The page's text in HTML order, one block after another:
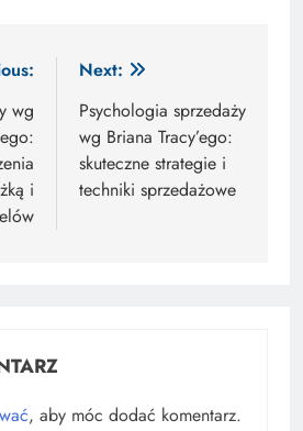
wg
i
Next:
Psychologia sprzedaży
wg Briana Tracy’ego:
skuteczne strategie i
techniki sprzedażowe
, aby móc dodać komentarz.